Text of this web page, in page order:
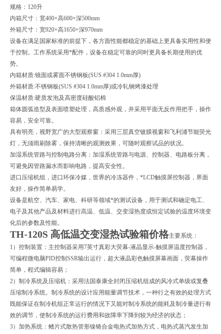
规格：120升
内箱尺寸：宽400×高600×深500mm
外箱尺寸：宽920×高1650×深970mm
设备在满足国家标准的前提下，各方面性能都稳定的基础上更具备实用性和便
于控制。工作系统采用*配件，设备在稳定可靠的同时更具备长期使用的优
势。
内箱材质:镜面或雾面不锈钢板(SUS #304 1.0mm厚)
外箱材质:不锈钢板(SUS #304 1.0mm厚)或冷轧钢烤漆处理
保温材质:硬质发泡及高密度硅酸铝棉
箱体圆弧造型及表面喷塑处理，高质感外观，并采用平面无反作用把手，操作
容易，安全可靠。
具有明亮，视野宽广的大型观察窗：采用三层真空镀膜视窗和飞利浦节能荧光
灯，无须雨刷除雾，保持清晰的观测效果，可随时观察试品的状况。
加湿系统管路与控制电路分离：加湿系统管路与电源、控制器、电路板分离，
可避免因管路漏水而影响电路，提高安全性。
进口压缩机组，进口环保冷媒，世界的冷冻器件，*LCD触摸屏控制器，界面
友好，操作简单易学。
设备是航空、汽车、家电、科研等领域*的测试设备，用于测试和确定电工、
电子及其他产品及材料进行高温、低温、交变湿热度或恒定试验的温度环境变
化后的参数及性能。
TH-120S 高低温交变湿热试验箱价格主要系统：
1）控制装置：主控制器采用7英寸真彩大荧幕-液晶显示-触摸屏温度控制器，
可编程微电脑PID控制SSR输出运行，超大液晶彩色触摸屏幕画面，荧幕操作
简单，程式编辑容易；
2）制冷系统及压缩机：采用法国泰康全封闭压缩机组成的风冷式单级或复叠
压缩制冷系统。制冷系统的设计应用能量调节技术，一种行之有效的处理方式
既能保证在制冷机组正常运行的情况下又能对制冷系统的能耗及制冷量进行有
效的调节，使制冷系统的运行费用和故障率下降到较为经济的状态；
3）加热系统：鳍片式散热管形镍铬合金电热式加热方式，电热式蒸汽发生加